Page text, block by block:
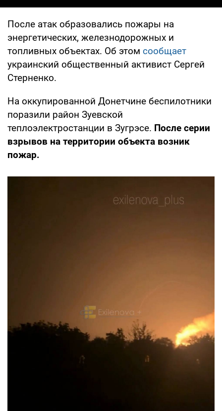
После атак образовались пожары на
энергетических, железнодорожных и
топливных объектах. Об этом сообщает
украинский общественный активист Сергей
Стерненко.
На оккупированной Донетчине беспилотники
поразили район Зуевской
теплоэлектростанции в Зугрэсе. После серии
взрывов на территории объекта возник
пожар.